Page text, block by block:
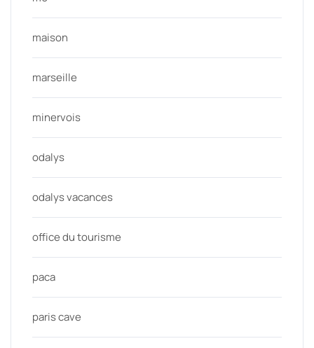
maison
marseille
minervois
odalys
odalys vacances
office du tourisme
paca
paris cave